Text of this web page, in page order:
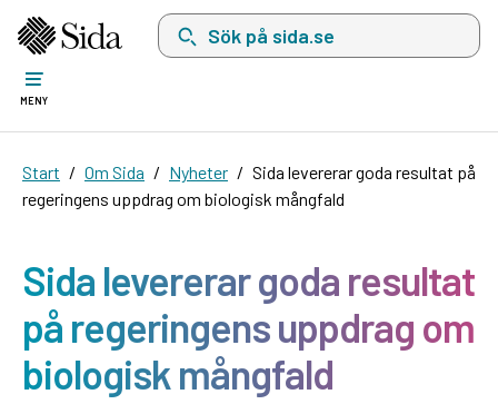
Sök på sida.se, sökförslag kommer att visas
MENY
Start Om Sida Nyheter
Sida levererar goda resultat på
regeringens uppdrag om biologisk mångfald
Sida levererar goda resultat
på regeringens uppdrag om
biologisk mångfald